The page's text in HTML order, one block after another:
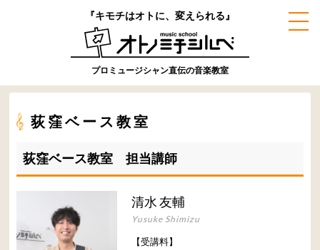
『キモチはオトに、変えられる』
プロミュージシャン直伝の音楽教室
荻窪ベース教室
荻窪ベース教室 担当講師
清水 友輔
Yusuke Shimizu
【受講料】